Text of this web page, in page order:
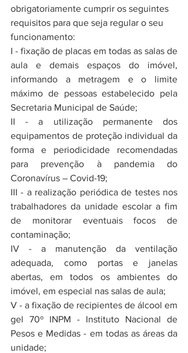
obrigatoriamente cumprir os seguintes
requisitos para que seja regular o seu
funcionamento:
I - fixação de placas em todas as salas de
aula e demais espaços do imóvel,
informando a metragem e o limite
máximo de pessoas estabelecido pela
Secretaria Municipal de Saúde;
II - a utilização permanente dos
equipamentos de proteção individual da
forma e periodicidade recomendadas
para prevenção à pandemia do
Coronavírus – Covid-19;
III - a realização periódica de testes nos
trabalhadores da unidade escolar a fim
de monitorar eventuais focos de
contaminação;
IV - a manutenção da ventilação
adequada, como portas e janelas
abertas, em todos os ambientes do
imóvel, em especial nas salas de aula;
V - a fixação de recipientes de álcool em
gel 70º INPM - Instituto Nacional de
Pesos e Medidas - em todas as áreas da
unidade;